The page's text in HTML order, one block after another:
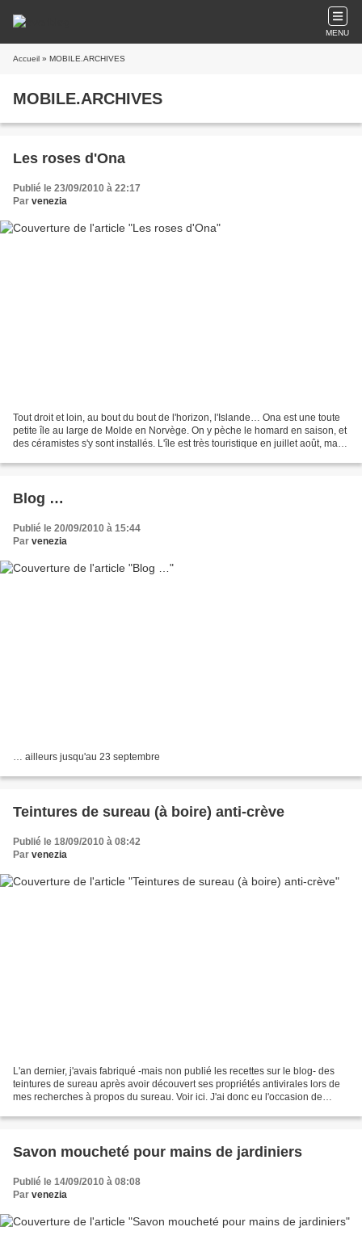
MENU
Accueil » MOBILE.ARCHIVES
MOBILE.ARCHIVES
Les roses d'Ona
Publié le 23/09/2010 à 22:17
Par venezia
Tout droit et loin, au bout du bout de l'horizon, l'Islande… Ona est une toute
petite île au large de Molde en Norvège. On y pèche le homard en saison, et
des céramistes s'y sont installés. L'île est très touristique en juillet août, mais
Blog …
Publié le 20/09/2010 à 15:44
Par venezia
… ailleurs jusqu'au 23 septembre
Teintures de sureau (à boire) anti-crève
Publié le 18/09/2010 à 08:42
Par venezia
L'an dernier, j'avais fabriqué -mais non publié les recettes sur le blog- des
teintures de sureau après avoir découvert ses propriétés antivirales lors de
mes recherches à propos du sureau. Voir ici. J'ai donc eu l'occasion de
Savon moucheté pour mains de jardiniers
Publié le 14/09/2010 à 08:08
Par venezia